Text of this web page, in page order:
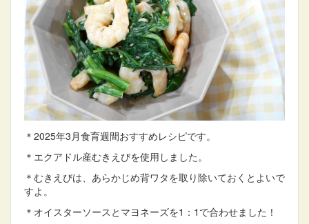
＊2025年3月食育週間おすすめレシピです。
＊エクアドル産むきえびを使用しました。
＊むきえびは、あらかじめ背ワタを取り除いておくとよいで
すよ。
＊オイスターソースとマヨネーズを1：1で合わせました！